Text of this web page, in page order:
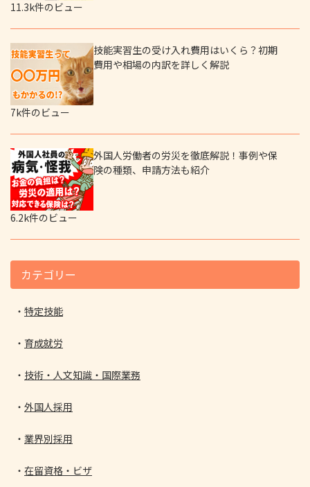
11.3k件のビュー
技能実習生の受け入れ費用はいくら？初期
費用や相場の内訳を詳しく解説
7k件のビュー
外国人労働者の労災を徹底解説！事例や保
険の種類、申請方法も紹介
6.2k件のビュー
カテゴリー
特定技能
育成就労
技術・人文知識・国際業務
外国人採用
業界別採用
在留資格・ビザ